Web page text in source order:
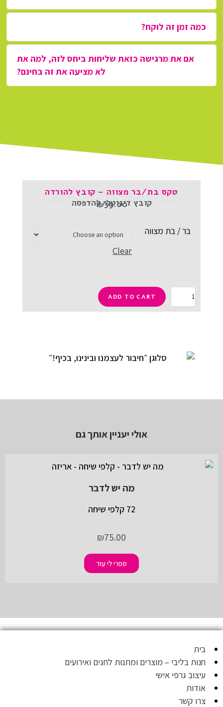
כמה זמן זה לוקח?
אם את מרגישה כזאת שליחות ביחס לזה, למה את
לא מציעה את זה בחינם?
טקס בת/בר מצווה – קובץ להורדה
קובץ דיגיטלי להדפסה
₪39.00
בר / בת מצווה
Clear
ADD TO CART
אולי יעניין אותך גם
מה יש לדבר
72 קלפי שיחה
₪75.00
ספרי לי עוד
בית
חנות בליבי – מוצרים ומתנות לחגים ואירועים
עיצוב גרפי אישי
אודות
צרו קשר